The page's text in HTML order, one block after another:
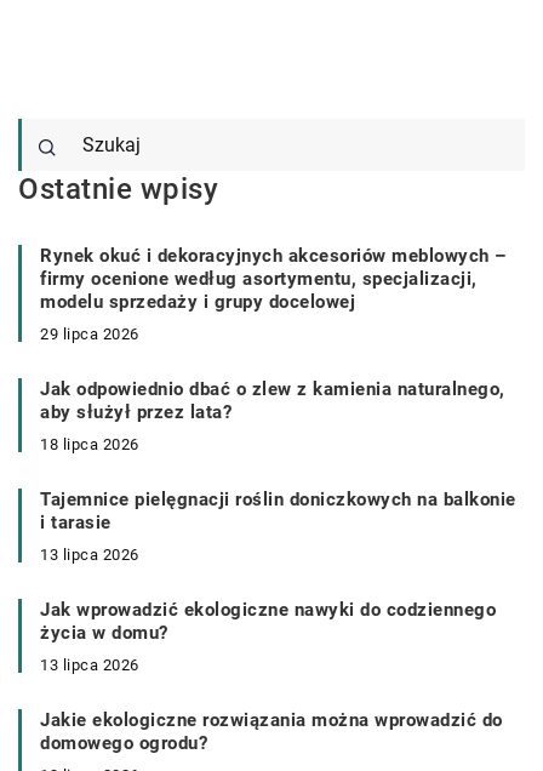
Ostatnie wpisy
Rynek okuć i dekoracyjnych akcesoriów meblowych –
firmy ocenione według asortymentu, specjalizacji,
modelu sprzedaży i grupy docelowej
29 lipca 2026
Jak odpowiednio dbać o zlew z kamienia naturalnego,
aby służył przez lata?
18 lipca 2026
Tajemnice pielęgnacji roślin doniczkowych na balkonie
i tarasie
13 lipca 2026
Jak wprowadzić ekologiczne nawyki do codziennego
życia w domu?
13 lipca 2026
Jakie ekologiczne rozwiązania można wprowadzić do
domowego ogrodu?